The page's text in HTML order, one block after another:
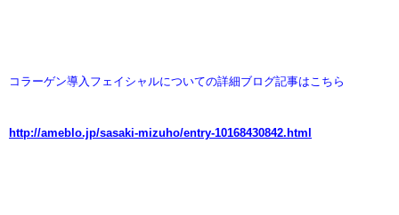
コラーゲン導入フェイシャルについての詳細ブログ記事はこちら
http://ameblo.jp/sasaki-mizuho/entry-10168430842.html